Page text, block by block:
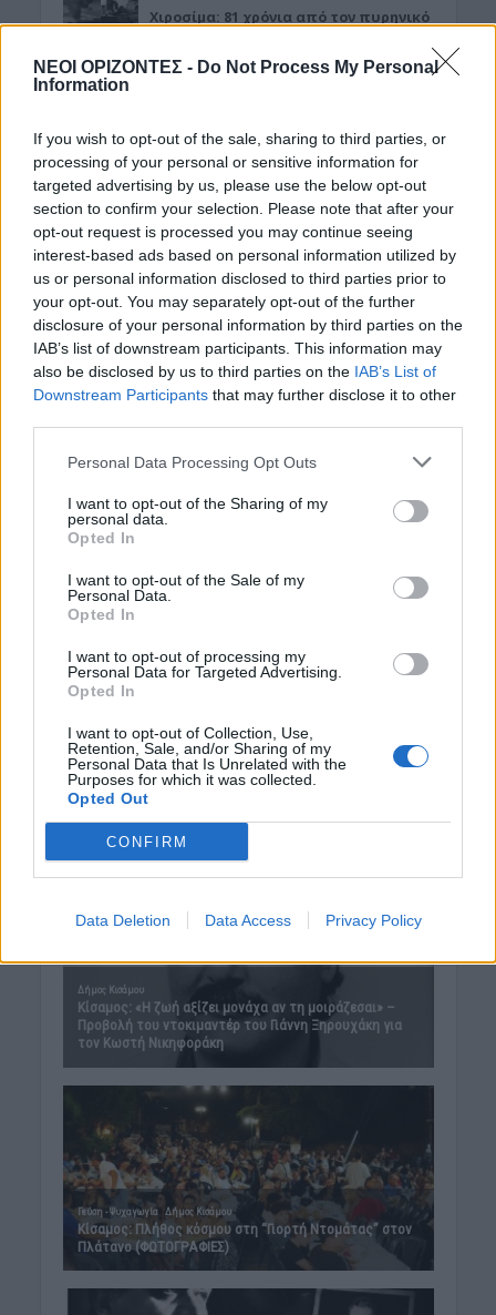
ΝΕΟΙ ΟΡΙΖΟΝΤΕΣ - Do Not Process My Personal
Information
If you wish to opt-out of the sale, sharing to third parties, or
processing of your personal or sensitive information for
targeted advertising by us, please use the below opt-out
section to confirm your selection. Please note that after your
opt-out request is processed you may continue seeing
interest-based ads based on personal information utilized by
us or personal information disclosed to third parties prior to
your opt-out. You may separately opt-out of the further
disclosure of your personal information by third parties on the
IAB’s list of downstream participants. This information may
also be disclosed by us to third parties on the IAB’s List of
Downstream Participants that may further disclose it to other
Personal Data Processing Opt Outs
I want to opt-out of the Sharing of my
personal data.
Opted In
I want to opt-out of the Sale of my
Personal Data.
Opted In
I want to opt-out of processing my
Personal Data for Targeted Advertising.
Opted In
I want to opt-out of Collection, Use,
Retention, Sale, and/or Sharing of my
Personal Data that Is Unrelated with the
Purposes for which it was collected.
Opted Out
CONFIRM
Data Deletion Data Access Privacy Policy
Χιροσίμα: 81 χρόνια από τον πυρηνικό
Tα ζώδια της Πέμπτης 6 Αυγούστου
6 Αυγούστου 2026 08:06
Δημοφιλή αυτή την εβδομάδα